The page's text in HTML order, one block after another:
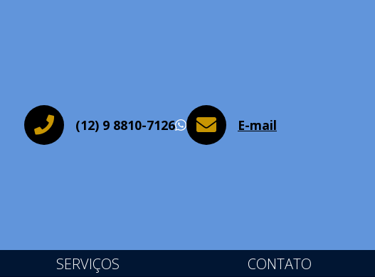
(12) 9 8810-7126 WhatsApp
E-mail
SERVIÇOS CONTATO